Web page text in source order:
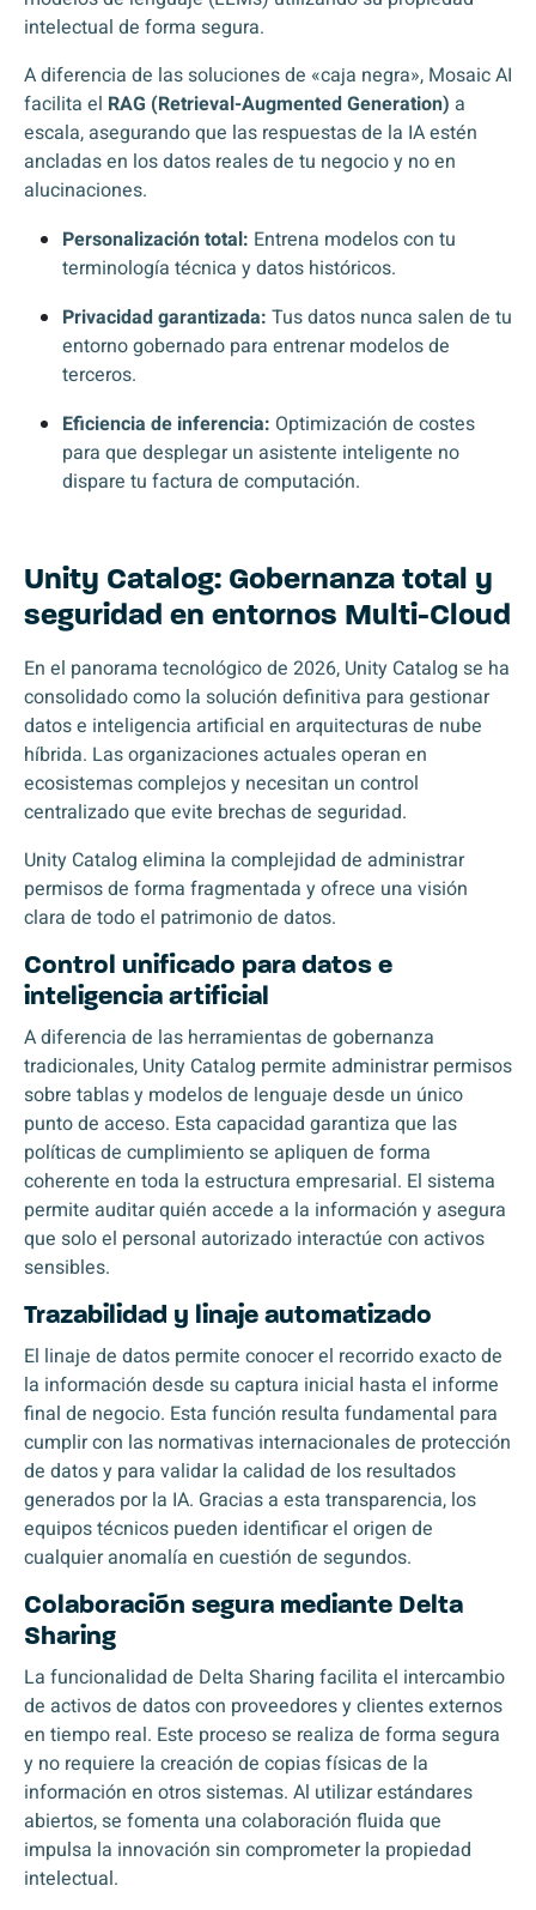
intelectual de forma segura.
A diferencia de las soluciones de «caja negra», Mosaic AI
facilita el RAG (Retrieval-Augmented Generation) a
escala, asegurando que las respuestas de la IA estén
ancladas en los datos reales de tu negocio y no en
alucinaciones.
Personalización total: Entrena modelos con tu
terminología técnica y datos históricos.
Privacidad garantizada: Tus datos nunca salen de tu
entorno gobernado para entrenar modelos de
terceros.
Eficiencia de inferencia: Optimización de costes
para que desplegar un asistente inteligente no
dispare tu factura de computación.
Unity Catalog: Gobernanza total y
seguridad en entornos Multi-Cloud
En el panorama tecnológico de 2026, Unity Catalog se ha
consolidado como la solución definitiva para gestionar
datos e inteligencia artificial en arquitecturas de nube
híbrida. Las organizaciones actuales operan en
ecosistemas complejos y necesitan un control
centralizado que evite brechas de seguridad.
Unity Catalog elimina la complejidad de administrar
permisos de forma fragmentada y ofrece una visión
clara de todo el patrimonio de datos.
Control unificado para datos e
inteligencia artificial
A diferencia de las herramientas de gobernanza
tradicionales, Unity Catalog permite administrar permisos
sobre tablas y modelos de lenguaje desde un único
punto de acceso. Esta capacidad garantiza que las
políticas de cumplimiento se apliquen de forma
coherente en toda la estructura empresarial. El sistema
permite auditar quién accede a la información y asegura
que solo el personal autorizado interactúe con activos
sensibles.
Trazabilidad y linaje automatizado
El linaje de datos permite conocer el recorrido exacto de
la información desde su captura inicial hasta el informe
final de negocio. Esta función resulta fundamental para
cumplir con las normativas internacionales de protección
de datos y para validar la calidad de los resultados
generados por la IA. Gracias a esta transparencia, los
equipos técnicos pueden identificar el origen de
cualquier anomalía en cuestión de segundos.
Colaboración segura mediante Delta
Sharing
La funcionalidad de Delta Sharing facilita el intercambio
de activos de datos con proveedores y clientes externos
en tiempo real. Este proceso se realiza de forma segura
y no requiere la creación de copias físicas de la
información en otros sistemas. Al utilizar estándares
abiertos, se fomenta una colaboración fluida que
impulsa la innovación sin comprometer la propiedad
intelectual.